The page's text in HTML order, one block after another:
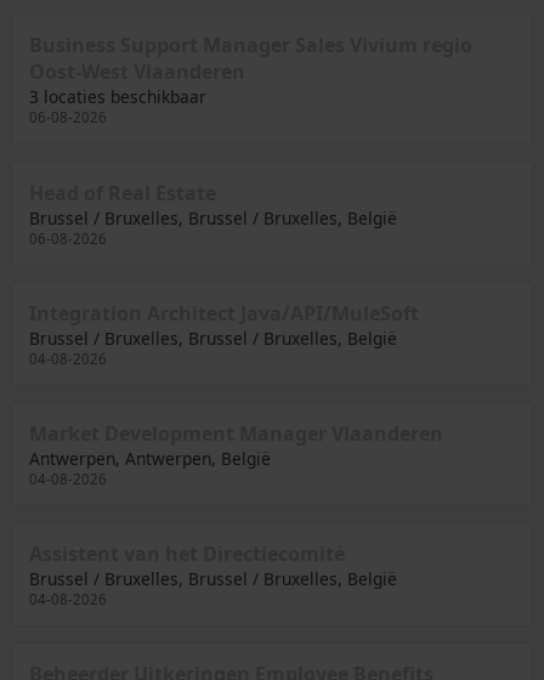
3 locaties beschikbaar
06-08-2026
Brussel / Bruxelles, Brussel / Bruxelles, België
06-08-2026
Brussel / Bruxelles, Brussel / Bruxelles, België
04-08-2026
Antwerpen, Antwerpen, België
04-08-2026
Brussel / Bruxelles, Brussel / Bruxelles, België
04-08-2026